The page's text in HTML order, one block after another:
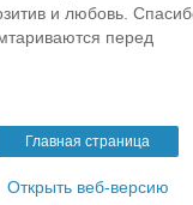
и любовь.
перед
Главная страница
Открыть веб-версию